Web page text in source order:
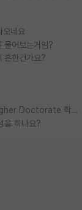
오네요
물어보는거임?
흔한건가요?
우리나라도 학구 열풍보면 Higher Doctorate 학위가 필요하다고 봅니다.
을 하나요?